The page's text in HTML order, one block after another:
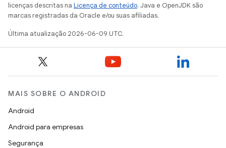
licenças descritas na Licença de conteúdo. Java e OpenJDK são
marcas registradas da Oracle e/ou suas afiliadas.
Última atualização 2026-06-09 UTC.
MAIS SOBRE O ANDROID
Android
Android para empresas
Segurança